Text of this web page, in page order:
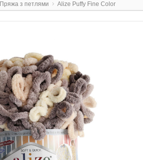
Пряжа з петлями Alize Puffy Fine Color